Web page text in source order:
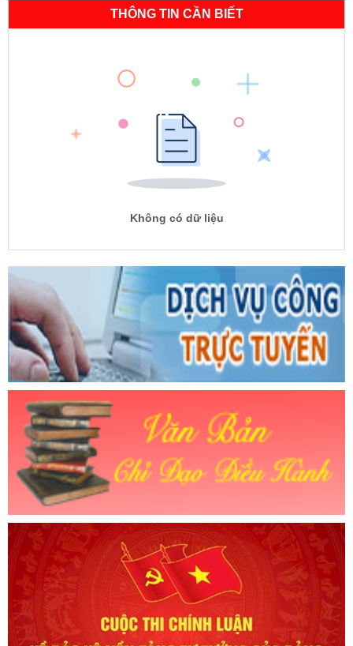
THÔNG TIN CẦN BIẾT
Không có dữ liệu